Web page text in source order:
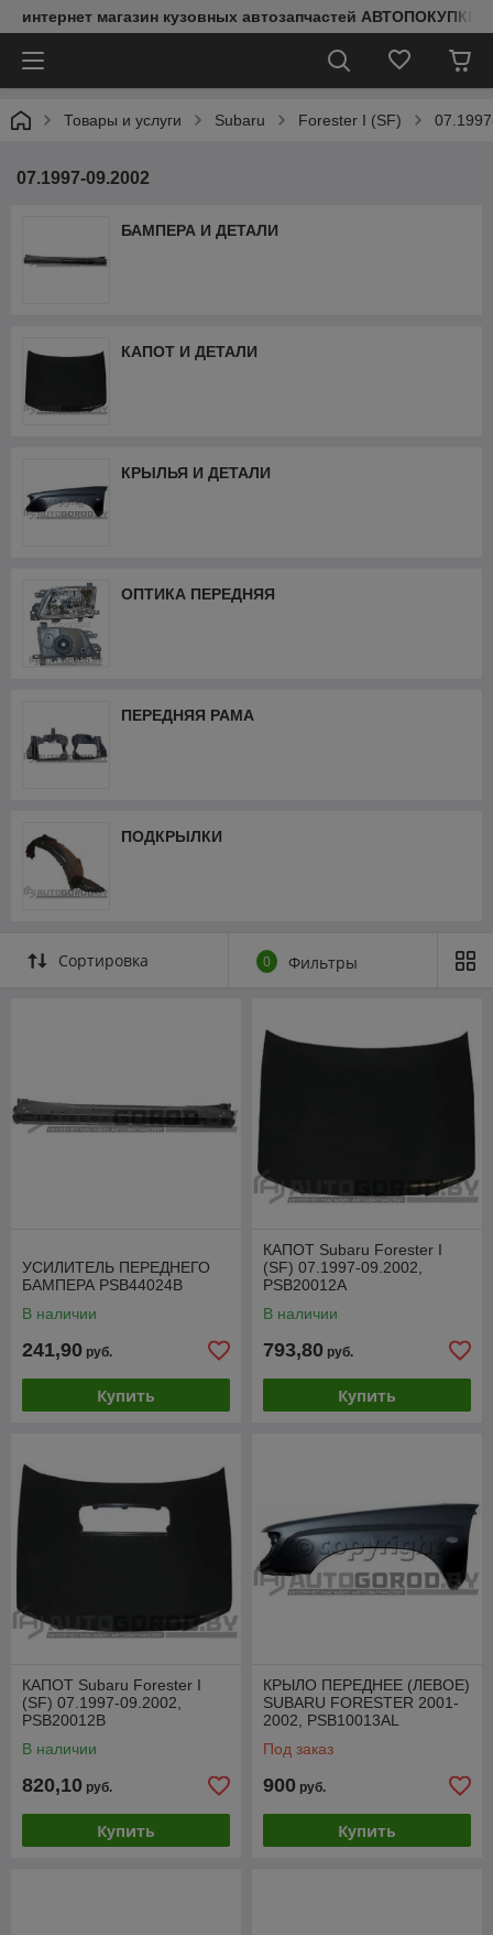
интернет магазин кузовных автозапчастей АВТОПОКУПКИ
Товары и услуги Subaru Forester I (SF)
07.1997-09.2002
БАМПЕРА И ДЕТАЛИ
КАПОТ И ДЕТАЛИ
КРЫЛЬЯ И ДЕТАЛИ
ОПТИКА ПЕРЕДНЯЯ
ПЕРЕДНЯЯ РАМА
ПОДКРЫЛКИ
Сортировка 0 Фильтры
УСИЛИТЕЛЬ ПЕРЕДНЕГО
БАМПЕРА PSB44024B
В наличии
241,90 руб.
Купить
КАПОТ Subaru Forester I
(SF) 07.1997-09.2002,
PSB20012A
В наличии
793,80 руб.
Купить
КАПОТ Subaru Forester I
(SF) 07.1997-09.2002,
PSB20012B
В наличии
820,10 руб.
Купить
КРЫЛО ПЕРЕДНЕЕ (ЛЕВОЕ)
SUBARU FORESTER 2001-
2002, PSB10013AL
Под заказ
900 руб.
Купить